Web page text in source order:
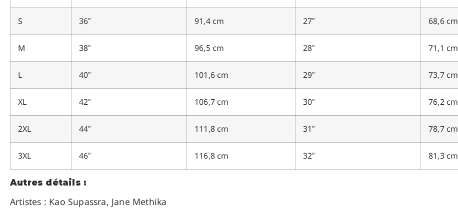
S 36″ 91,4 cm 27″ 68,6 cm
M 38″ 96,5 cm 28″ 71,1 cm
L 40″ 101,6 cm 29″ 73,7 cm
XL 42″ 106,7 cm 30″ 76,2 cm
2XL 44″ 111,8 cm 31″ 78,7 cm
3XL 46″ 116,8 cm 32″ 81,3 cm
Autres détails :
Artistes : Kao Supassra, Jane Methika